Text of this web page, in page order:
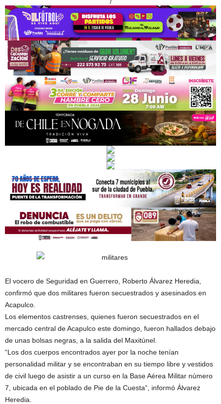
El vocero de Seguridad en Guerrero, Roberto Álvarez Heredia,
confirmó que dos militares fueron secuestrados y asesinados en
Acapulco.
Los elementos castrenses, quienes fueron secuestrados en el
mercado central de Acapulco este domingo, fueron hallados debajo
de unas bolsas negras, a la salida del Maxitúnel.
“Los dos cuerpos encontrados ayer por la noche tenían
personalidad militar y se encontraban en su tiempo libre y vestidos
de civil luego de asistir a un curso en la Base Aérea Militar número
7, ubicada en el poblado de Pie de la Cuesta“, informó Álvarez
Heredia.